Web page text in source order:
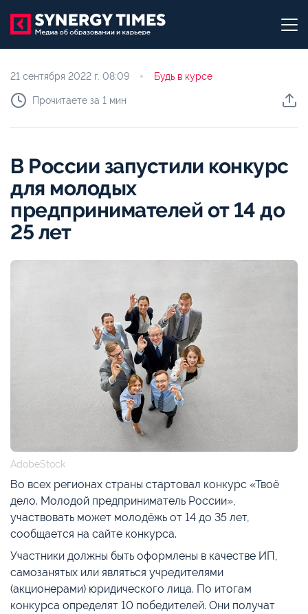
21 сентября 2022 г. 08:09 Будь в курсе
Прочитаете за 1 мин
В России запустили конкурс
для молодых
предпринимателей от 14 до
25 лет
AdobeStock
Во всех регионах страны стартовал конкурс «Твоё
дело. Молодой предприниматель России»,
участвовать может молодёжь от 14 до 35 лет,
сообщается на сайте конкурса.
Участники должны быть оформлены в качестве ИП,
самозанятых или являться учредителями
(акционерами) юридического лица. По итогам
конкурса определят 10 победителей. Они получат